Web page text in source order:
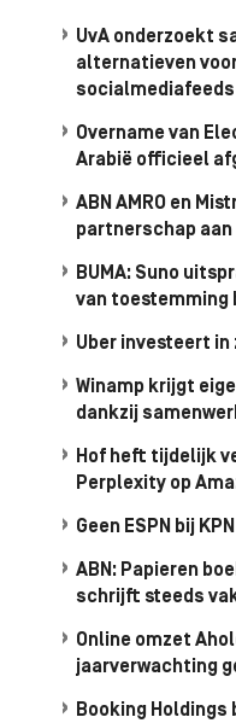
UvA onderzoekt
alternatieven
socialmediafeeds
Overname van
Arabië officieel
ABN AMRO en
partnerschap aan
BUMA: Suno
van toestemming
Uber investeert
Winamp krijgt
dankzij
Hof heft tijdelijk
Perplexity op
Geen ESPN bij
ABN: Papieren
schrijft steeds
Online omzet
jaarverwachting
Booking